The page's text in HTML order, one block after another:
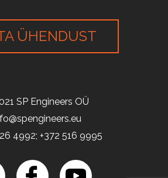
ÜHENDUST
SP Engineers OÜ
4992; +372 516 9995